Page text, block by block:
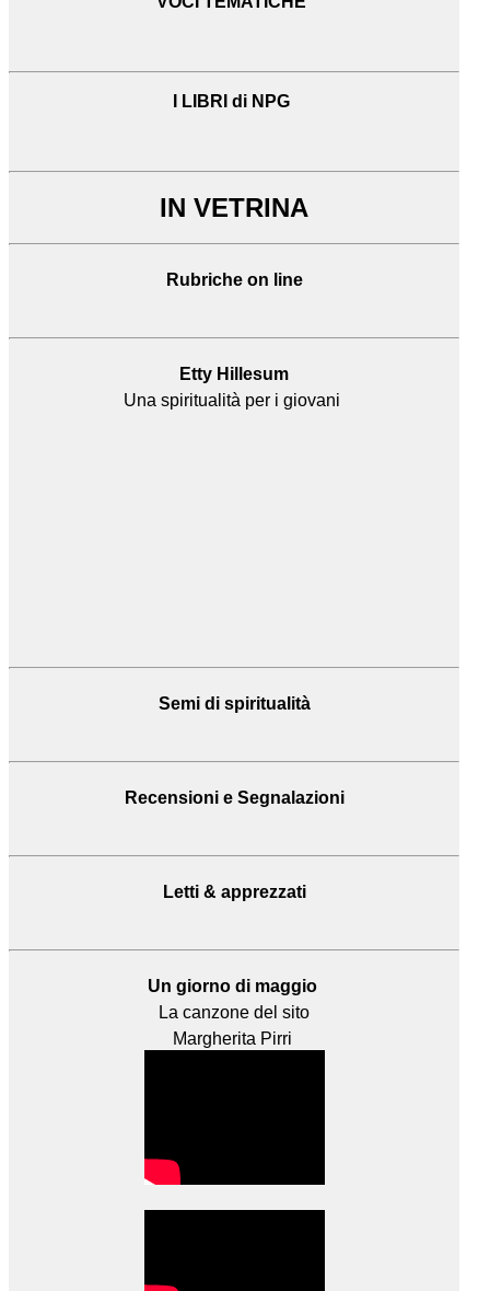
I LIBRI di NPG
IN VETRINA
Rubriche on line
Etty Hillesum
Una spiritualità per i giovani
Semi di spiritualità
Recensioni e Segnalazioni
Letti & apprezzati
Un giorno di maggio
La canzone del sito
Margherita Pirri